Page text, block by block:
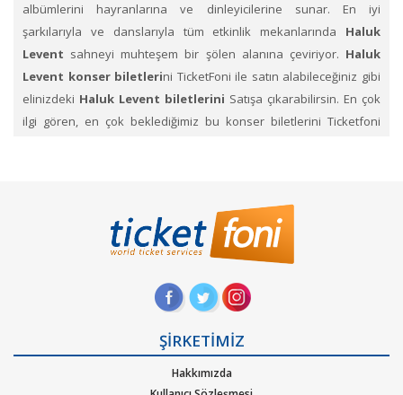
albümlerini hayranlarına ve dinleyicilerine sunar. En iyi
şarkılarıyla ve danslarıyla tüm etkinlik mekanlarında Haluk
Levent sahneyi muhteşem bir şölen alanına çeviriyor. Haluk
Levent konser biletlerini TicketFoni ile satın alabileceğiniz gibi
elinizdeki Haluk Levent biletlerini Satışa çıkarabilirsin. En çok
ilgi gören, en çok beklediğimiz bu konser biletlerini Ticketfoni
alabilirsin. Profil sayfanızda biletin ne şekilde size ulaştırılacağını
ve hangi zaman diliminde sizde olacağını size yapacağımız
bildirimlerle haberdar edeceğiz.
Konseri etkinlik biletleri satın al.
Haluk Leventgibi pek çok sanatçının ve müzik
gruplarının konserlerine, müzik festivallerine, sahne etkinliklerine
en uygun ve hızlı bir şekilde bilet satın alabilirsiniz.Ticketfoni
üzerinden Haluk Levent konser bileti satın almak
ŞİRKETİMİZ
Hakkımızda